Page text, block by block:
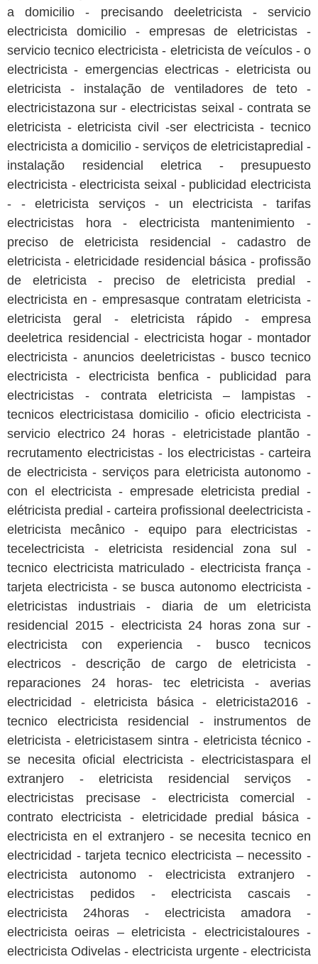
a domicilio - precisando deeletricista - servicio
electricista domicilio - empresas de eletricistas -
servicio tecnico electricista - eletricista de veículos - o
electricista - emergencias electricas - eletricista ou
eletricista - instalação de ventiladores de teto -
electricistazona sur - electricistas seixal - contrata se
eletricista - eletricista civil -ser electricista - tecnico
electricista a domicilio - serviços de eletricistapredial -
instalação residencial eletrica - presupuesto
electricista - electricista seixal - publicidad electricista
- - eletricista serviços - un electricista - tarifas
electricistas hora - electricista mantenimiento -
preciso de eletricista residencial - cadastro de
eletricista - eletricidade residencial básica - profissão
de eletricista - preciso de eletricista predial -
electricista en - empresasque contratam eletricista -
eletricista geral - eletricista rápido - empresa
deeletrica residencial - electricista hogar - montador
electricista - anuncios deeletricistas - busco tecnico
electricista - electricista benfica - publicidad para
electricistas - contrata eletricista – lampistas -
tecnicos electricistasa domicilio - oficio electricista -
servicio electrico 24 horas - eletricistade plantão -
recrutamento electricistas - los electricistas - carteira
de electricista - serviços para eletricista autonomo -
con el electricista - empresade eletricista predial -
elétricista predial - carteira profissional deelectricista -
eletricista mecânico - equipo para electricistas -
tecelectricista - eletricista residencial zona sul -
tecnico electricista matriculado - electricista frança -
tarjeta electricista - se busca autonomo electricista -
eletricistas industriais - diaria de um eletricista
residencial 2015 - electricista 24 horas zona sur -
electricista con experiencia - busco tecnicos
electricos - descrição de cargo de eletricista -
reparaciones 24 horas- tec eletricista - averias
electricidad - eletricista básica - eletricista2016 -
tecnico electricista residencial - instrumentos de
eletricista - eletricistasem sintra - eletricista técnico -
se necesita oficial electricista - electricistaspara el
extranjero - eletricista residencial serviços -
electricistas precisase - electricista comercial -
contrato electricista - eletricidade predial básica -
electricista en el extranjero - se necesita tecnico en
electricidad - tarjeta tecnico electricista – necessito -
electricista autonomo - electricista extranjero -
electricistas pedidos - electricista cascais -
electricista 24horas - electricista amadora -
electricista oeiras – eletricista - electricistaloures -
electricista Odivelas - electricista urgente - electricista